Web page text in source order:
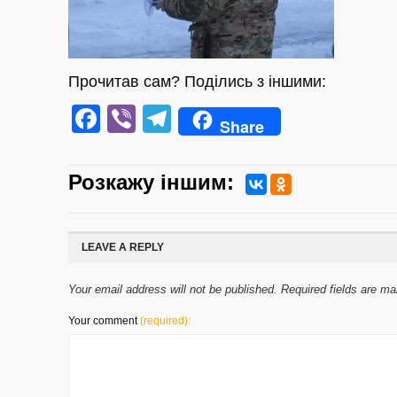
Прочитав сам? Поділись з іншими:
Facebook
ViberTelegram
Share
Розкажу iншим:
LEAVE A REPLY
Your email address will not be published. Required fields are
Your comment(required):